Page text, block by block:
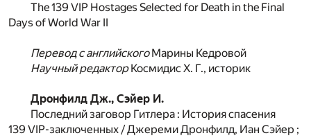
The 139 VIP Hostages Selected for Death in the Final
Days of World War II
Перевод с английскогоМарины Кедровой
Научный редакторКосмидис Х. Г., историк
Дронфилд Дж., Сэйер И.
Последний заговор Гитлера : История спасения
139 VIP-заключенных / Джереми Дронфилд, Иан Сэйер ;